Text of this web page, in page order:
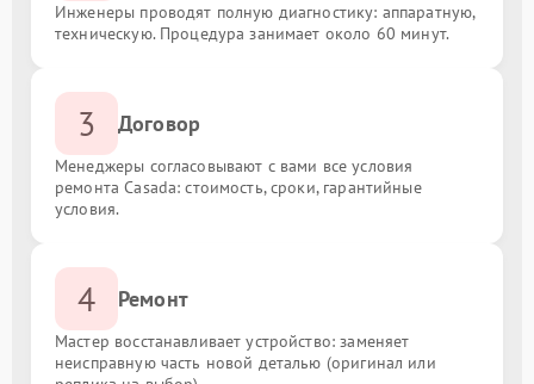
Инженеры проводят полную диагностику: аппаратную,
техническую. Процедура занимает около 60 минут.
3 Договор
Менеджеры согласовывают с вами все условия
ремонта Casada: стоимость, сроки, гарантийные
условия.
4 Ремонт
Мастер восстанавливает устройство: заменяет
неисправную часть новой деталью (оригинал или